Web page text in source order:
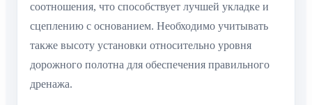
соотношения, что способствует лучшей укладке и
сцеплению с основанием. Необходимо учитывать
также высоту установки относительно уровня
дорожного полотна для обеспечения правильного
дренажа.